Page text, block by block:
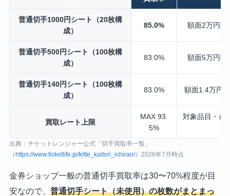
普通切手1000円シート（20枚構
成）
85.0% 額面2万円の
普通切手500円シート（100枚構
成）
83.0% 額面5万円の
普通切手140円シート（100枚構
成）
83.0% 額面1.4万円
買取レート上限
MAX 93.
5%
対象品目・条
出典：チケットレンジャー公式「切手買取率一覧」
（ https://www.ticketlife.jp/kitte_kaitori_ichiran/）2026年7月時点
金券ショップ一般の普通切手買取率は30〜70%程度が目
安なので、 普通切手シート（未使用）の枚数がまとまっ